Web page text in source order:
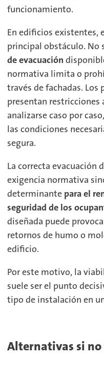
funcionamiento.
En edificios existentes,
principal obstáculo. No
de evacuación
normativa limita o
través de fachadas.
presentan restricciones
analizarse caso por
las condiciones
segura.
La correcta evacuación
exigencia normativa
determinante para el
seguridad de los
diseñada puede
retornos de humo o
edificio.
Por este motivo, la
suele ser el punto
tipo de instalación en
Alternativas si